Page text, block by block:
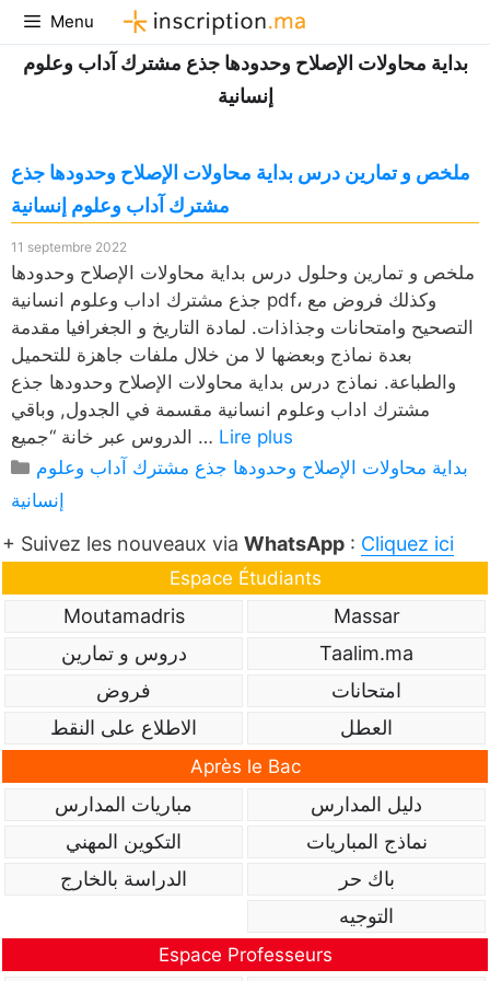
Aller
au
contenu
Menu
بداية محاولات الإصلاح وحدودها جذع مشترك آداب وعلوم
إنسانية
ملخص و تمارين درس بداية محاولات الإصلاح وحدودها جذع
مشترك آداب وعلوم إنسانية
11 septembre 2022
ملخص و تمارين وحلول درس بداية محاولات الإصلاح وحدودها
جذع مشترك اداب وعلوم انسانية pdf، وكذلك فروض مع
التصحيح وامتحانات وجذاذات. لمادة التاريخ و الجغرافيا مقدمة
بعدة نماذج وبعضها لا من خلال ملفات جاهزة للتحميل
والطباعة. نماذج درس بداية محاولات الإصلاح وحدودها جذع
مشترك اداب وعلوم انسانية مقسمة في الجدول, وباقي
الدروس عبر خانة “جميع … Lire plus
Catégories
بداية محاولات الإصلاح وحدودها جذع مشترك آداب وعلوم
إنسانية
+ Suivez les nouveaux via WhatsApp : Cliquez ici
Espace Étudiants
Massar
Moutamadris
Taalim.ma
دروس و تمارين
امتحانات
فروض
العطل
الاطلاع على النقط
Après le Bac
دليل المدارس
مباريات المدارس
نماذج المباريات
التكوين المهني
باك حر
الدراسة بالخارج
التوجيه
Espace Professeurs